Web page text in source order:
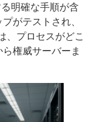
る明確な手順が含
がテストされ、
、プロセスがどこ
権威サーバーま